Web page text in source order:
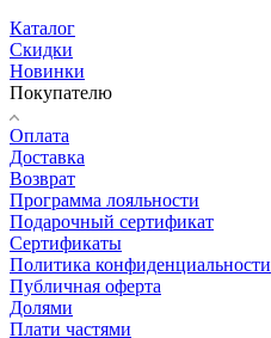
Каталог
Скидки
Новинки
Покупателю
Оплата
Доставка
Возврат
Программа лояльности
Подарочный сертификат
Сертификаты
Политика конфиденциальности
Публичная оферта
Долями
Плати частями